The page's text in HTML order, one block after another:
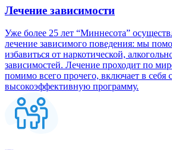
Лечение зависимости
Уже более 25 лет “Миннесота”
лечение зависимого поведения: мы
избавиться от наркотической,
зависимостей. Лечение проходит по
помимо всего прочего, включает в себя
высокоэффективную программу.